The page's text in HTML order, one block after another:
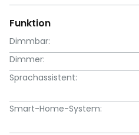
Funktion
Dimmbar:
Dimmer:
Sprachassistent:
Smart-Home-System: